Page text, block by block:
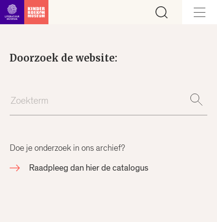
Ga direct naar inhoud
Doorzoek de website:
Zoeken
Doe je onderzoek in ons archief?
Raadpleeg dan hier de catalogus